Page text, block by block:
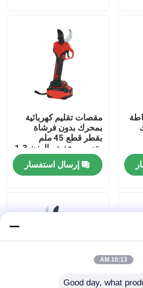
مقصات تقليم كهربائية
بمحرك بدون فرشاة
بقطر قطع 45 ملم
وتصميم خفيف الوزن 1.3
كجم
إرسال استفسار
10:13 AM
Good day, what